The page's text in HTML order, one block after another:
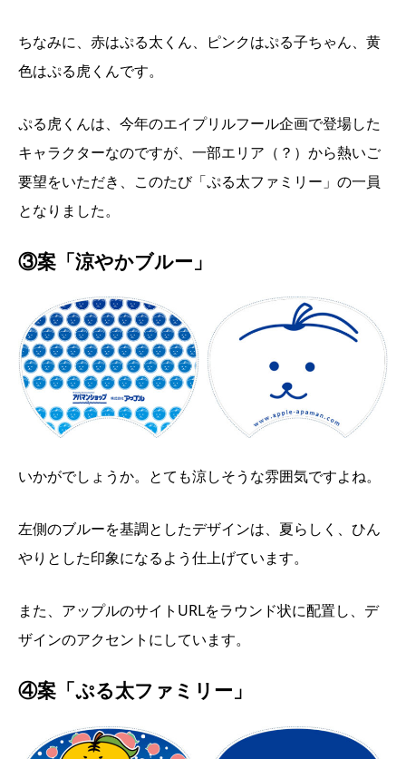
ちなみに、赤はぷる太くん、ピンクはぷる子ちゃん、黄
色はぷる虎くんです。
ぷる虎くんは、今年のエイプリルフール企画で登場した
キャラクターなのですが、一部エリア（？）から熱いご
要望をいただき、このたび「ぷる太ファミリー」の一員
となりました。
③案「涼やかブルー」
いかがでしょうか。とても涼しそうな雰囲気ですよね。
左側のブルーを基調としたデザインは、夏らしく、ひん
やりとした印象になるよう仕上げています。
また、アップルのサイトURLをラウンド状に配置し、デ
ザインのアクセントにしています。
④案「ぷる太ファミリー」